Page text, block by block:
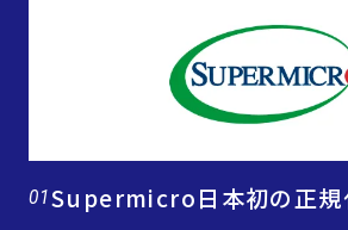
01Supermicro日本初の正規